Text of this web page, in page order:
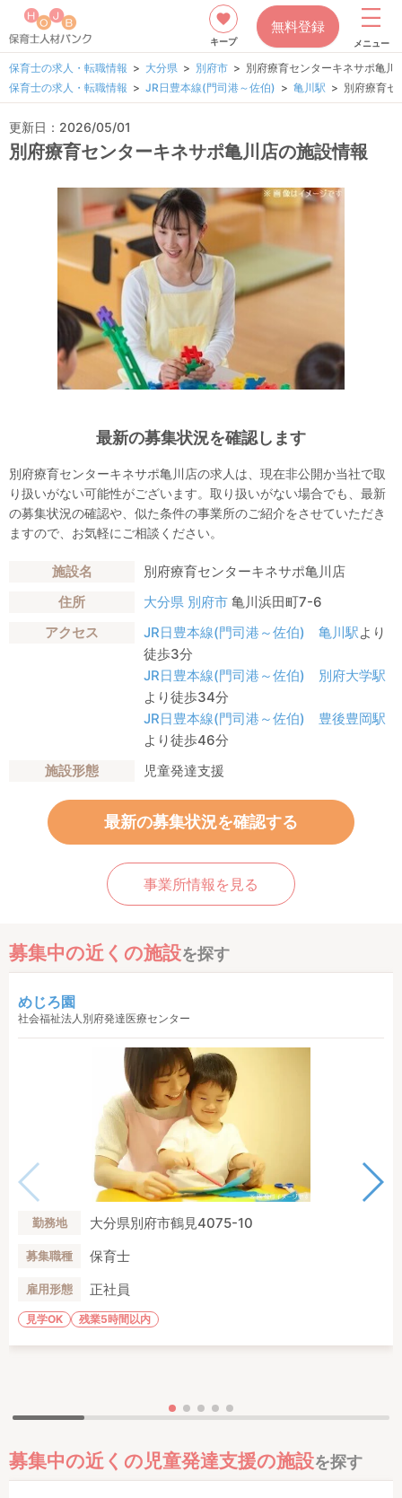
キープ
無料登録
メニュー
保育士の求人・転職情報 大分県 別府市
別府療育センターキネサポ亀川
保育士の求人・転職情報
JR日豊本線(門司港～佐伯) 亀川駅 別府療育セ
更新日：2026/05/01
別府療育センターキネサポ亀川店の施設情報
最新の募集状況を確認します
別府療育センターキネサポ亀川店の求人は、現在非公開か当社で取
り扱いがない可能性がございます。取り扱いがない場合でも、最新
の募集状況の確認や、似た条件の事業所のご紹介をさせていただき
ますので、お気軽にご相談ください。
施設名
別府療育センターキネサポ亀川店
住所
大分県 別府市 亀川浜田町7-6
アクセス
JR日豊本線(門司港～佐伯) 亀川駅より
徒歩3分
JR日豊本線(門司港～佐伯)
別府大学駅
より徒歩34分
JR日豊本線(門司港～佐伯)
豊後豊岡駅
より徒歩46分
施設形態
児童発達支援
最新の募集状況を確認する
事業所情報を見る
募集中の近くの施設を探す
めじろ園
社会福祉法人別府発達医療センター
勤務地 大分県別府市鶴見4075-10
募集職種 保育士
雇用形態 正社員
見学OK 残業5時間以内
募集中の近くの児童発達支援の施設を探す